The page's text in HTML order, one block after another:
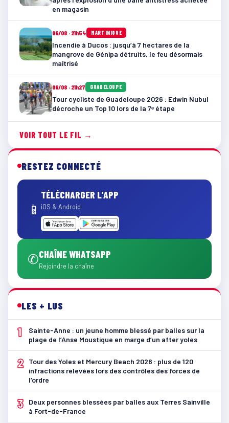
en magasin
06/08 · 21h54 MARTINIQUE
Incendie à Ducos : jusqu’à 7 hectares de la
mangrove de Génipa détruits, le feu désormais
maîtrisé
06/08 · 21h27 GUADELOUPE
Tour cycliste de Guadeloupe 2026 : Edwin Nubul
décroche un Top 10 lors de la 7ᵉ étape
VOIR TOUT LE FIL →
RESTEZ CONNECTÉ
📱
TÉLÉCHARGER L'APP
iOS & Android
✆CHAÎNE WHATSAPP
Rejoindre la chaîne
LES + LUS
1
Sainte-Anne : un jeune homme blessé par balles sur la
plage de l’Anse Moustique en marge d’un after yoles
2
Tour des Yoles et Mercury Beach 2026 : plus de 120
infractions relevées lors des contrôles des forces de
l’ordre
3
Deux personnes blessées par balles aux Terres Sainville
à Fort-de-France